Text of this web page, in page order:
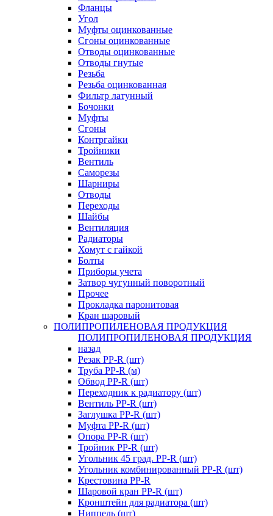
Фланцы
Угол
Муфты оцинкованные
Сгоны оцинкованные
Отводы оцинкованные
Отводы гнутые
Резьба
Резьба оцинкованная
Фильтр латунный
Бочонки
Муфты
Сгоны
Контргайки
Тройники
Вентиль
Саморезы
Шарниры
Отводы
Переходы
Шайбы
Вентиляция
Радиаторы
Хомут с гайкой
Болты
Приборы учета
Затвор чугунный поворотный
Прочее
Прокладка паронитовая
Кран шаровый
ПОЛИПРОПИЛЕНОВАЯ ПРОДУКЦИЯ
ПОЛИПРОПИЛЕНОВАЯ ПРОДУКЦИЯ
назад
Резак PP-R (шт)
Труба PP-R (м)
Обвод PP-R (шт)
Переходник к радиатору (шт)
Вентиль PP-R (шт)
Заглушка PP-R (шт)
Муфта PP-R (шт)
Опора PP-R (шт)
Тройник PP-R (шт)
Угольник 45 град. PP-R (шт)
Угольник комбинированный PP-R (шт)
Крестовина PP-R
Шаровой кран PP-R (шт)
Кронштейн для радиатора (шт)
Ниппель (шт)